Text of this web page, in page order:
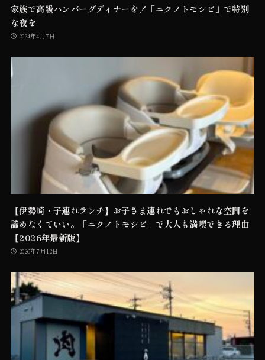
家族で高級ハンバーグディナーを！「ニクノトモシビ」で特別
な夜を
2024年4月7日
【伊勢崎・子連れランチ】お子さま連れでもおしゃれな空間を
諦めなくていい。「ニクノトモシビ」で大人も満喫できる理由
【2026年最新版】
2026年7月12日